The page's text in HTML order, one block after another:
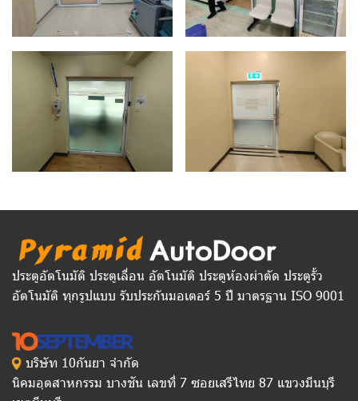
ประตูอัตโนมัติ ประตูเลื่อน อัตโนมัติ ประตูห้องผ่าตัด ประตูรั้ว
อัตโนมัติ ทุกรูปแบบ รับประกันมอเตอร์ 5 ปี มาตรฐาน ISO 9001
บริษัท 10กันยา จำกัด
นิคมอุตสาหกรรม บางชัน เลขที่ 7 ซอยเสรีไทย 87 แขวงมีนบุรี